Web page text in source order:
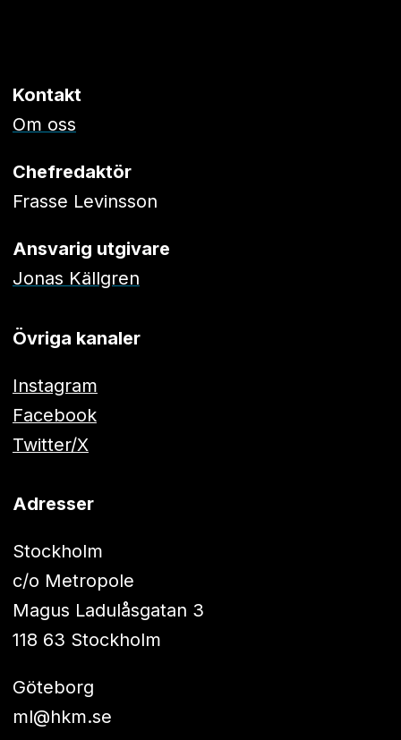
Kontakt
Om oss
Chefredaktör
Frasse Levinsson
Ansvarig utgivare
Jonas Källgren
Övriga kanaler
Instagram
Facebook
Twitter/X
Adresser
Stockholm
c/o Metropole
Magus Ladulåsgatan 3
118 63 Stockholm
Göteborg
ml@hkm.se